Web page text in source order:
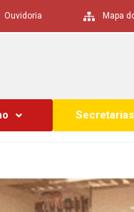
Ouvidoria Mapa
Secretarias